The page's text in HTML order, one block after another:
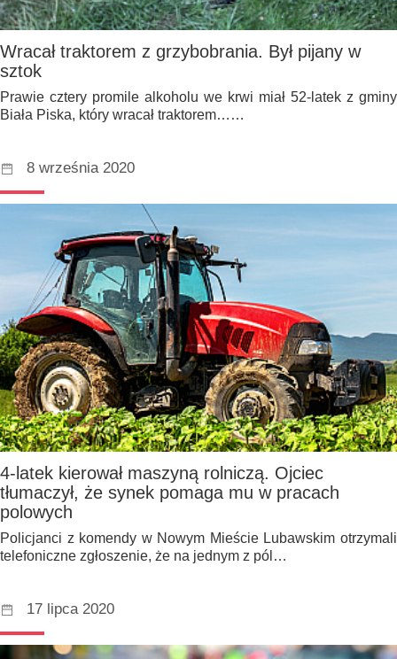
Wracał traktorem z grzybobrania. Był pijany w
sztok
Prawie cztery promile alkoholu we krwi miał 52-latek z gminy
Biała Piska, który wracał traktorem……
8 września 2020
4-latek kierował maszyną rolniczą. Ojciec
tłumaczył, że synek pomaga mu w pracach
polowych
Policjanci z komendy w Nowym Mieście Lubawskim otrzymali
telefoniczne zgłoszenie, że na jednym z pól…
17 lipca 2020